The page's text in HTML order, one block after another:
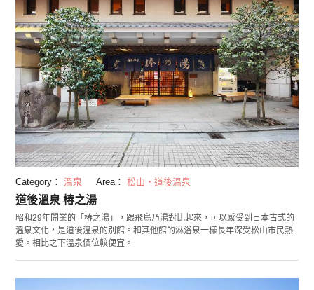
Category： 溫泉 Area： 松山・道後溫泉
道後溫泉 椿之湯
昭和29年開業的「椿之湯」，跟飛鳥乃湯對比起來，可以感受到日本古式的
溫泉文化，是道後溫泉的別館。和其他館的淋浴泉一樣長年深受松山市民熱
愛。相比之下溫泉價位較便宜。